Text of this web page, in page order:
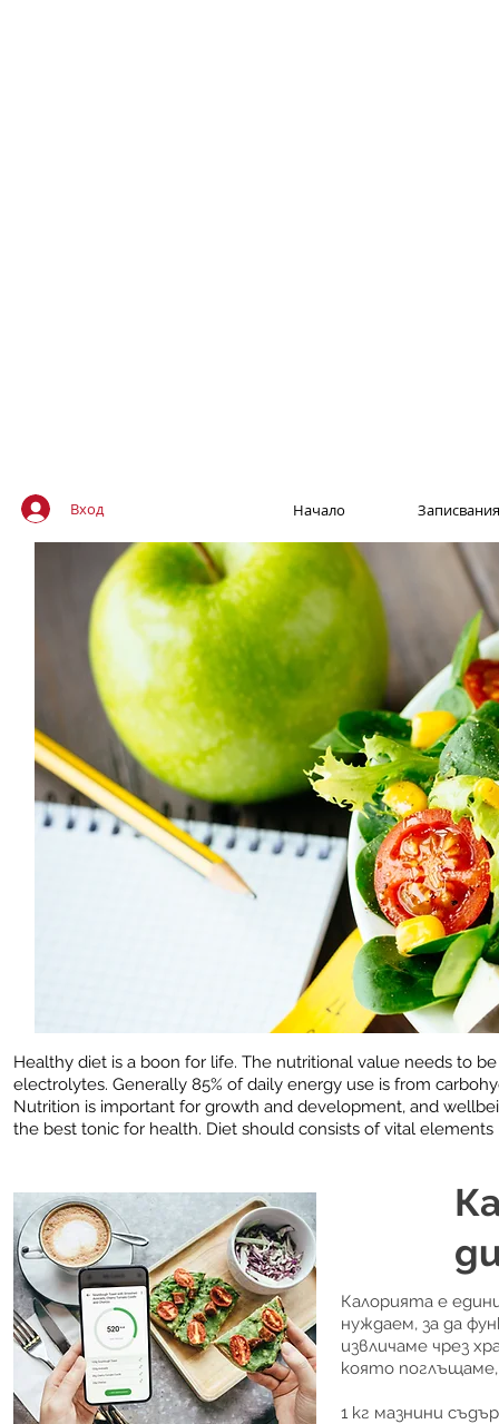
Вход Начало Записвания
Healthy diet is a boon for life. The nutritional value needs to
electrolytes. Generally 85% of daily energy use is from
Nutrition is important for growth and development, and
the best tonic for health. Diet should consists of vital
Калорията е
нуждаем, за да
извличаме чрез
която поглъщаме,
1 кг мазнини